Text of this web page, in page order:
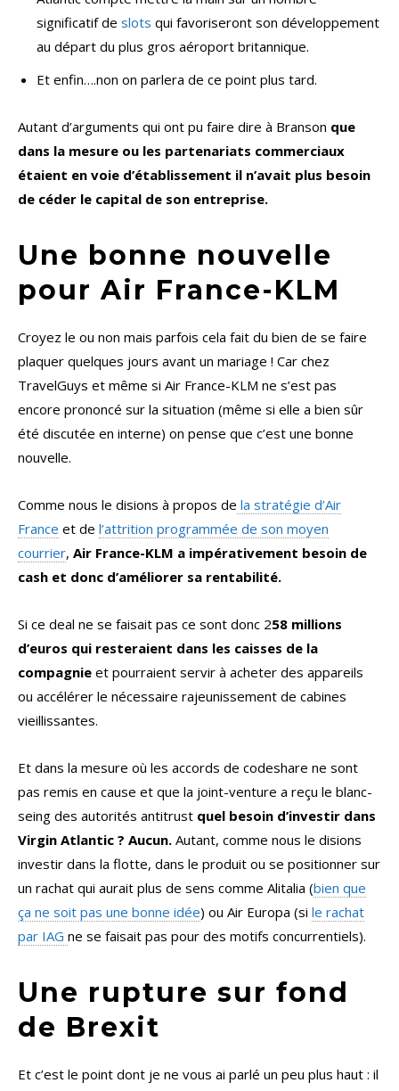
significatif de slots qui favoriseront son développement
au départ du plus gros aéroport britannique.
Et enfin….non on parlera de ce point plus tard.
Autant d’arguments qui ont pu faire dire à Branson que
dans la mesure ou les partenariats commerciaux
étaient en voie d’établissement il n’avait plus besoin
de céder le capital de son entreprise.
Une bonne nouvelle
pour Air France-KLM
Croyez le ou non mais parfois cela fait du bien de se faire
plaquer quelques jours avant un mariage ! Car chez
TravelGuys et même si Air France-KLM ne s’est pas
encore prononcé sur la situation (même si elle a bien sûr
été discutée en interne) on pense que c’est une bonne
nouvelle.
Comme nous le disions à propos de la stratégie d’Air
France et de l’attrition programmée de son moyen
courrier, Air France-KLM a impérativement besoin de
cash et donc d’améliorer sa rentabilité.
Si ce deal ne se faisait pas ce sont donc 258 millions
d’euros qui resteraient dans les caisses de la
compagnie et pourraient servir à acheter des appareils
ou accélérer le nécessaire rajeunissement de cabines
vieillissantes.
Et dans la mesure où les accords de codeshare ne sont
pas remis en cause et que la joint-venture a reçu le blanc-
seing des autorités antitrust quel besoin d’investir dans
Virgin Atlantic ? Aucun. Autant, comme nous le disions
investir dans la flotte, dans le produit ou se positionner sur
un rachat qui aurait plus de sens comme Alitalia (bien que
ça ne soit pas une bonne idée) ou Air Europa (si le rachat
par IAG ne se faisait pas pour des motifs concurrentiels).
Une rupture sur fond
de Brexit
Et c’est le point dont je ne vous ai parlé un peu plus haut : il